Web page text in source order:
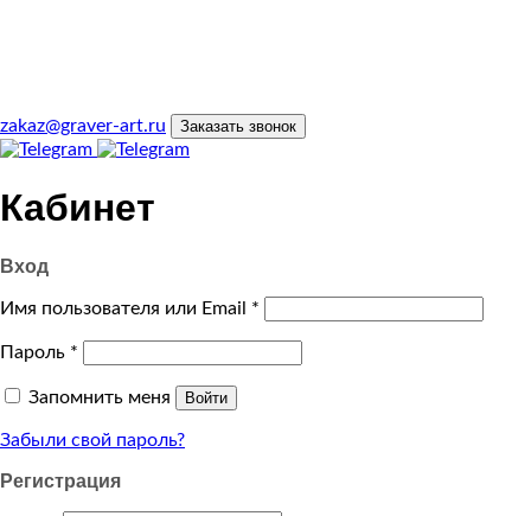
zakaz@graver-art.ru Заказать звонок
Кабинет
Вход
Имя пользователя или Email *
Пароль *
Запомнить меня Войти
Забыли свой пароль?
Регистрация